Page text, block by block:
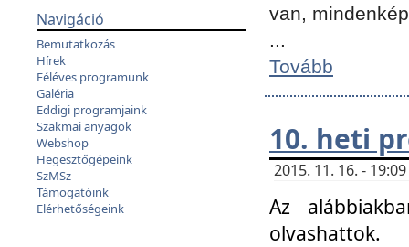
Navigáció
Bemutatkozás
Hírek
Féléves programunk
Galéria
Eddigi programjaink
Szakmai anyagok
Webshop
Hegesztőgépeink
SzMSz
Támogatóink
Elérhetőségeink
van,
...
Tovább
10. heti
2015. 11. 16. -
Az
olvashattok.